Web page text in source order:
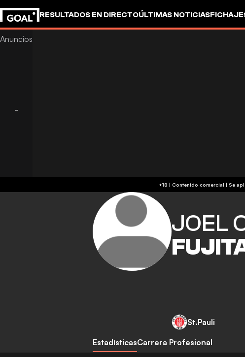
RESULTADOS EN DIRECTOÚLTIMAS NOTICIAS
+18 |
JOEL
St.Pauli
EstadísticasCarrera Profesional